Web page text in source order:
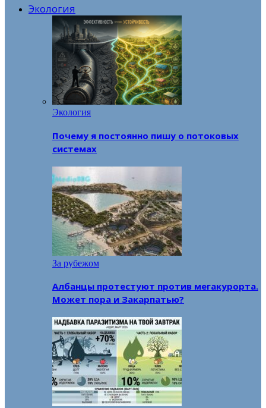
Экология
Экология
Почему я постоянно пишу о потоковых
системах
За рубежом
Албанцы протестуют против мегакурорта.
Может пора и Закарпатью?